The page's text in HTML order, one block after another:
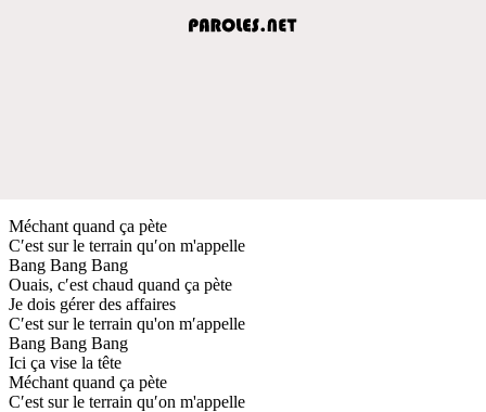
Méchant quand ça pète
C′est sur le terrain qu′on m'appelle
Bang Bang Bang
Ouais, c′est chaud quand ça pète
Je dois gérer des affaires
C′est sur le terrain qu'on m′appelle
Bang Bang Bang
Ici ça vise la tête
Méchant quand ça pète
C′est sur le terrain qu′on m'appelle